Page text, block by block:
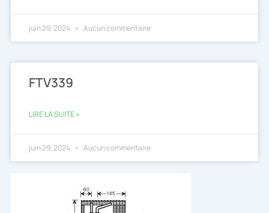
juin 29, 2024 Aucun commentaire
FTV339
LIRE LA SUITE »
juin 29, 2024 Aucun commentaire